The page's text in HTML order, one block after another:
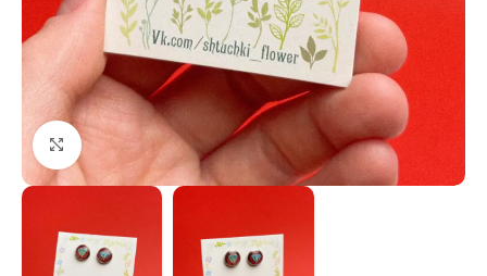
Нажмите, чтобы увеличить изображение